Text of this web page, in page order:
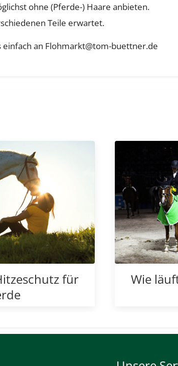
ohne (Pferde-) Haare anbieten.
Teile erwartet.
einfach an Flohmarkt@tom-buettner.de
für
Wie